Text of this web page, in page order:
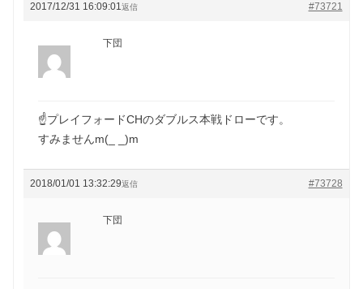
2017/12/31 16:09:01 #73721
返信
下団
☝プレイフォードCHのダブルス本戦ドローです。
すみませんm(_ _)m
2018/01/01 13:32:29 #73728
返信
下団